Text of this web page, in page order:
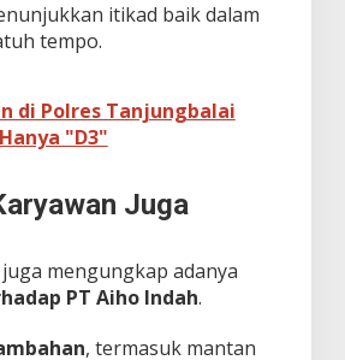
itikad baik dalam
tempo.
di Polres Tanjungbalai
"D3"
Juga
mengungkap adanya
PT Aiho Indah.
, termasuk mantan